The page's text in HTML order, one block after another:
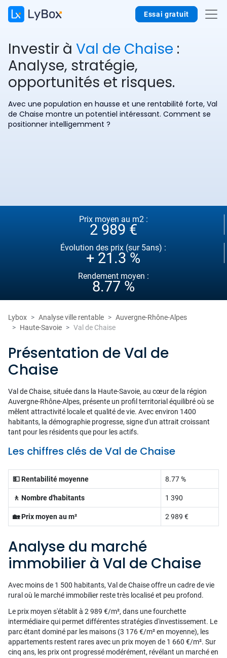
Essai gratuit
Investir à Val de Chaise :
Analyse, stratégie,
opportunités et risques.
Avec une population en hausse et une rentabilité forte, Val
de Chaise montre un potentiel intéressant. Comment se
positionner intelligemment ?
Prix moyen au m2 :
2 989 €
Évolution des prix (sur 5ans) :
+ 21.3 %
Rendement moyen :
8.77 %
Lybox Analyse ville rentable
Auvergne-Rhône-Alpes
Haute-Savoie
Val de Chaise
Présentation de Val de
Chaise
Val de Chaise, située dans la Haute-Savoie, au cœur de la région
Auvergne-Rhône-Alpes, présente un profil territorial équilibré où se
mêlent attractivité locale et qualité de vie. Avec environ 1400
habitants, la démographie progresse, signe d'un attrait croissant
tant pour les résidents que pour les actifs.
Les chiffres clés de Val de Chaise
💵 Rentabilité moyenne 8.77 %
🚶 Nombre d'habitants 1 390
🏡 Prix moyen au m² 2 989 €
Analyse du marché
immobilier à Val de Chaise
Avec moins de 1 500 habitants, Val de Chaise offre un cadre de vie
rural où le marché immobilier reste très localisé et peu profond.
Le prix moyen s'établit à 2 989 €/m², dans une fourchette
intermédiaire qui permet différentes stratégies d'investissement. Le
parc étant dominé par les maisons (3 176 €/m² en moyenne), les
appartements restent rares avec un prix moyen de 1 660 €/m². Sur
cinq ans, les prix ont progressé modérément, révélant un marché en